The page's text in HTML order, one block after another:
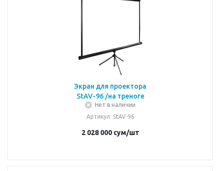
Экран для проектора
StAV-96 /на треноге
Нет в наличии
Артикул: StAV-96
2 028 000сум/шт